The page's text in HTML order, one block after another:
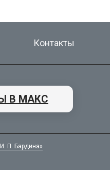
В МАКС
Контакты
П. Бардина»